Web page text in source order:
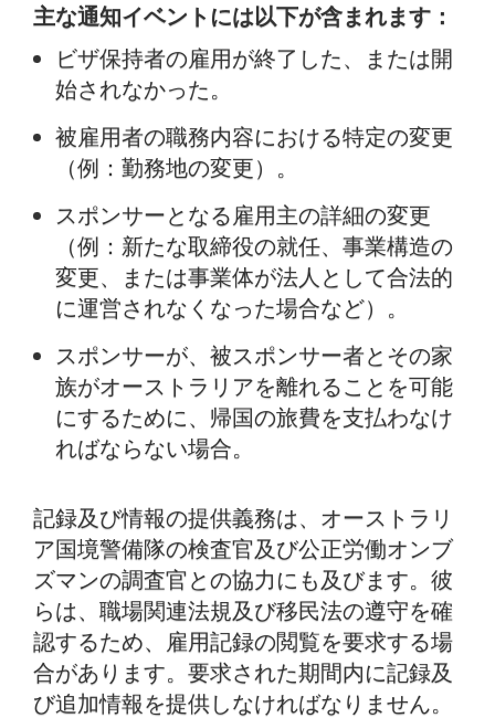
主な通知イベントには以下が含まれます：
ビザ保持者の雇用が終了した、または開
始されなかった。
被雇用者の職務内容における特定の変更
（例：勤務地の変更）。
スポンサーとなる雇用主の詳細の変更
（例：新たな取締役の就任、事業構造の
変更、または事業体が法人として合法的
に運営されなくなった場合など）。
スポンサーが、被スポンサー者とその家
族がオーストラリアを離れることを可能
にするために、帰国の旅費を支払わなけ
ればならない場合。
記録及び情報の提供義務は、オーストラリ
ア国境警備隊の検査官及び公正労働オンブ
ズマンの調査官との協力にも及びます。彼
らは、職場関連法規及び移民法の遵守を確
認するため、雇用記録の閲覧を要求する場
合があります。要求された期間内に記録及
び追加情報を提供しなければなりません。